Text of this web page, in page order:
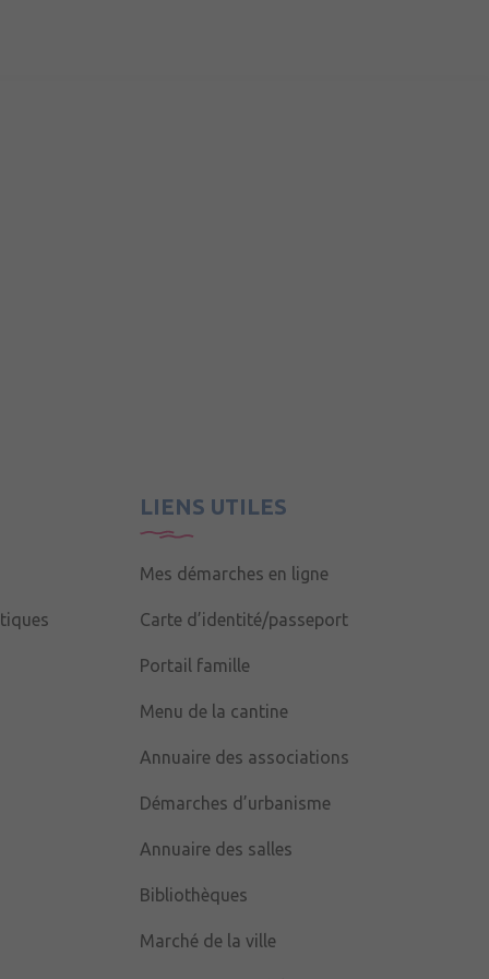
LIENS UTILES
Mes démarches en ligne
Carte d’identité/passeport
Portail famille
Menu de la cantine
Annuaire des associations
Démarches d’urbanisme
Annuaire des salles
Bibliothèques
Marché de la ville